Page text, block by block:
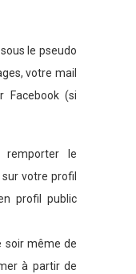
le pseudo
votre mail
Facebook (si
remporter le
votre profil
profil public
soir même de
à partir de